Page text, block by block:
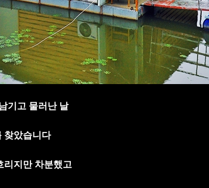
기고 물러난 날
찾았습니다
리지만 차분했고